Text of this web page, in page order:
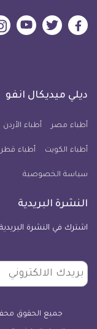
ديلي
فيسبوك
ديلي
تويتر
ديلي
ديلي ميديكال انفو
أطباء مصر أطباء الأردن
أطباء الكويت أطباء قطر
سياسة الخصوصية
النشرة البريدية
اشترك في النشرة
بريدك
الالكتروني
جميع الحقوق محفوظة